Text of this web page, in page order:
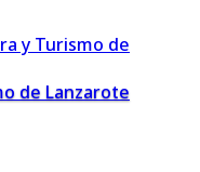
de Lanzarote